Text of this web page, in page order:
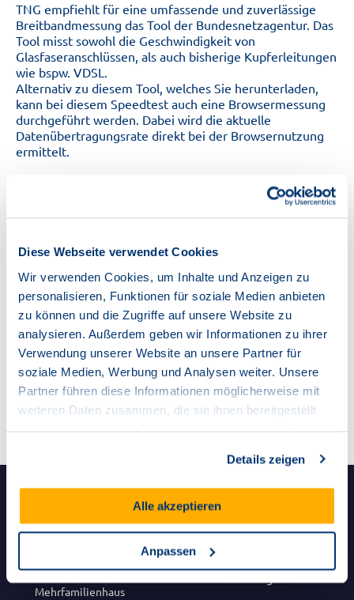
Diese Webseite verwendet Cookies
Wir verwenden Cookies, um Inhalte und Anzeigen zu
personalisieren, Funktionen für soziale Medien anbieten
zu können und die Zugriffe auf unsere Website zu
analysieren. Außerdem geben wir Informationen zu ihrer
Verwendung unserer Website an unsere Partner für
soziale Medien, Werbung und Analysen weiter. Unsere
Partner führen diese Informationen möglicherweise mit
weiteren Daten zusammen, die sie ihnen bereitgestellt
Details zeigen
Alle akzeptieren
Anpassen
TNG empfiehlt für eine umfassende und zuverlässige
Breitbandmessung das Tool der Bundesnetzagentur. Das
Tool misst sowohl die Geschwindigkeit von
Glasfaseranschlüssen, als auch bisherige Kupferleitungen
wie bspw. VDSL.
Alternativ zu diesem Tool, welches Sie herunterladen,
kann bei diesem Speedtest auch eine Browsermessung
durchgeführt werden. Dabei wird die aktuelle
Datenübertragungsrate direkt bei der Browsernutzung
ermittelt.
Zum Speedtest der Bundesnetzagentur
Speedtest von NET CHECK
Alternativ können Sie auch den Speedtest des Anbieters
NET CHECK verwenden. Das Technikportal CHIP nutzt
NET CHECK als Messpartner.
Zum Speedtest von NET CHECK
Mehrfamilienhaus
Über uns
Unternehmen